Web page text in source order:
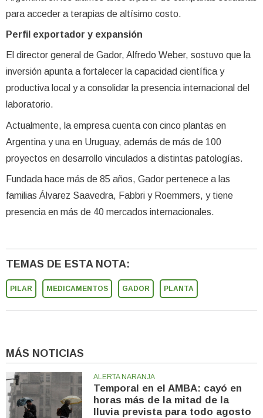
para acceder a terapias de altísimo costo.
Perfil exportador y expansión
El director general de Gador, Alfredo Weber, sostuvo que la
inversión apunta a fortalecer la capacidad científica y
productiva local y a consolidar la presencia internacional del
laboratorio.
Actualmente, la empresa cuenta con cinco plantas en
Argentina y una en Uruguay, además de más de 100
proyectos en desarrollo vinculados a distintas patologías.
Fundada hace más de 85 años, Gador pertenece a las
familias Álvarez Saavedra, Fabbri y Roemmers, y tiene
presencia en más de 40 mercados internacionales.
TEMAS DE ESTA NOTA:
PILAR MEDICAMENTOS GADOR PLANTA
MÁS NOTICIAS
ALERTA NARANJA
Temporal en el AMBA: cayó en
horas más de la mitad de la
lluvia prevista para todo agosto